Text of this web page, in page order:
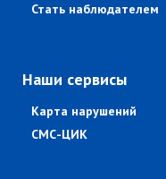
Стать наблюдателем
Наши сервисы
Карта нарушений
СМС-ЦИК